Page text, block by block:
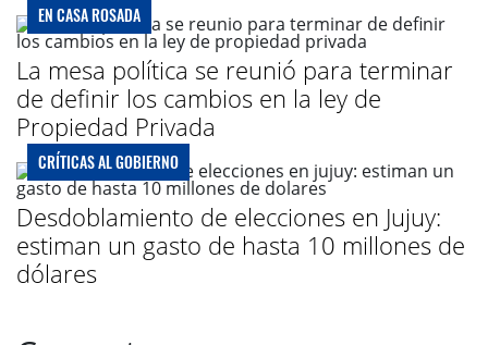
EN CASA ROSADA
La mesa política se reunió para terminar
de definir los cambios en la ley de
Propiedad Privada
CRÍTICAS AL GOBIERNO
Desdoblamiento de elecciones en Jujuy:
estiman un gasto de hasta 10 millones de
dólares